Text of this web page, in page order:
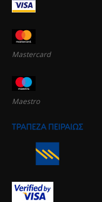
Mastercard
Maestro